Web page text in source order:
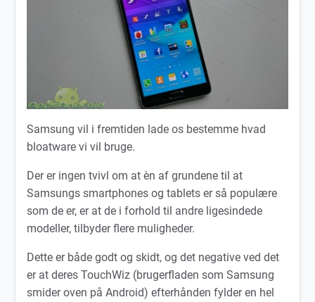
Samsung vil i fremtiden lade os bestemme hvad
bloatware vi vil bruge.
Der er ingen tvivl om at èn af grundene til at
Samsungs smartphones og tablets er så populære
som de er, er at de i forhold til andre ligesindede
modeller, tilbyder flere muligheder.
Dette er både godt og skidt, og det negative ved det
er at deres TouchWiz (brugerfladen som Samsung
smider oven på Android) efterhånden fylder en hel